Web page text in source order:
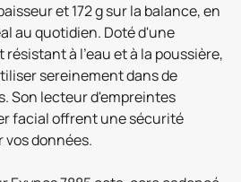
et 172 g sur la balance, en
au quotidien. Doté d'une
à l'eau et à la poussière,
sereinement dans de
Son lecteur d'empreintes
facial offrent une sécurité
données.